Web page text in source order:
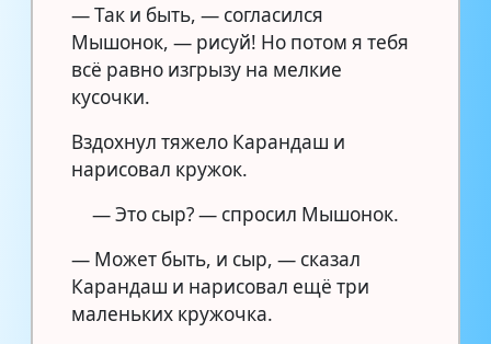
— Так и быть, — согласился
Мышонок, — рисуй! Но потом я тебя
всё равно изгрызу на мелкие
кусочки.
Вздохнул тяжело Карандаш и
нарисовал кружок.
— Это сыр? — спросил Мышонок.
— Может быть, и сыр, — сказал
Карандаш и нарисовал ещё три
маленьких кружочка.